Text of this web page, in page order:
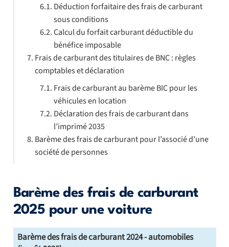
Barème des frais de carburant
2025 pour une voiture
Barème des frais de carburant 2024 - automobiles
Déduction forfaitaire des frais de carburant
sous conditions
Calcul du forfait carburant déductible du
bénéfice imposable
Frais de carburant des titulaires de BNC : règles
comptables et déclaration
Frais de carburant au barème BIC pour les
véhicules en location
Déclaration des frais de carburant dans
l’imprimé 2035
Barème des frais de carburant pour l’associé d’une
société de personnes